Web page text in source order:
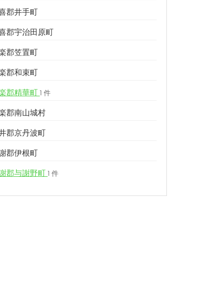
郡井手町
郡宇治田原町
郡笠置町
郡和束町
郡精華町 1 件
郡南山城村
郡京丹波町
郡伊根町
郡与謝野町 1 件